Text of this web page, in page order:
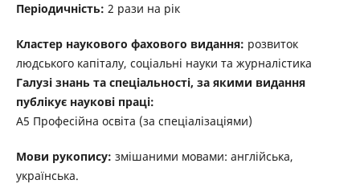
Періодичність: 2 рази на рік
Кластер наукового фахового видання: розвиток
людського капіталу, соціальні науки та журналістика
Галузі знань та спеціальності, за якими видання
публікує наукові праці:
А5 Професійна освіта (за спеціалізаціями)
Мови рукопису: змішаними мовами: англійська,
українська.